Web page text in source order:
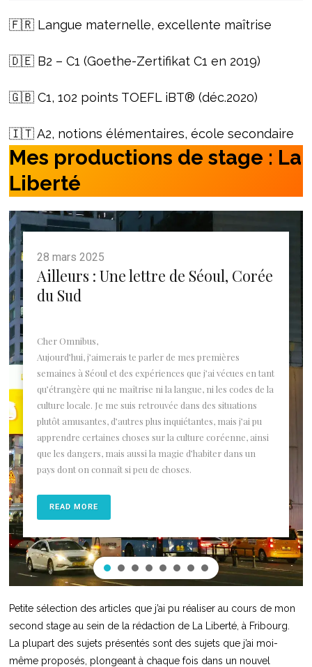
🇫🇷 Langue maternelle, excellente maîtrise
🇩🇪 B2 – C1 (Goethe-Zertifikat C1 en 2019)
🇬🇧 C1, 102 points TOEFL iBT® (déc.2020)
🇮🇹 A2, notions élémentaires, école secondaire
Mes productions de stage : La
Liberté
28 mars 2025
Ailleurs : Une lettre de Séoul, Corée
du Sud
Cher Omnibus,
Aujourd’hui, j’aimerais te parler de mes premières
semaines à Séoul et des expériences que j’ai vécues en tant
qu’étrangère qui ne maîtrise ni la langue, ni les codes de la
culture locale. Je me suis retrouvée dans des situations
plutôt amusantes, d’autres plus inquiétantes, mais j’ai pu
apprendre certaines choses sur la culture coréenne, ainsi
que les dangers, mais aussi la magie d’habiter dans un
pays dont on connaît si peu de choses.
READ MORE
Petite sélection des articles que j’ai pu réaliser au cours de mon
second stage au sein de la rédaction de La Liberté, à Fribourg.
La plupart des sujets présentés sont des sujets que j’ai moi-
même proposés, plongeant à chaque fois dans un nouvel